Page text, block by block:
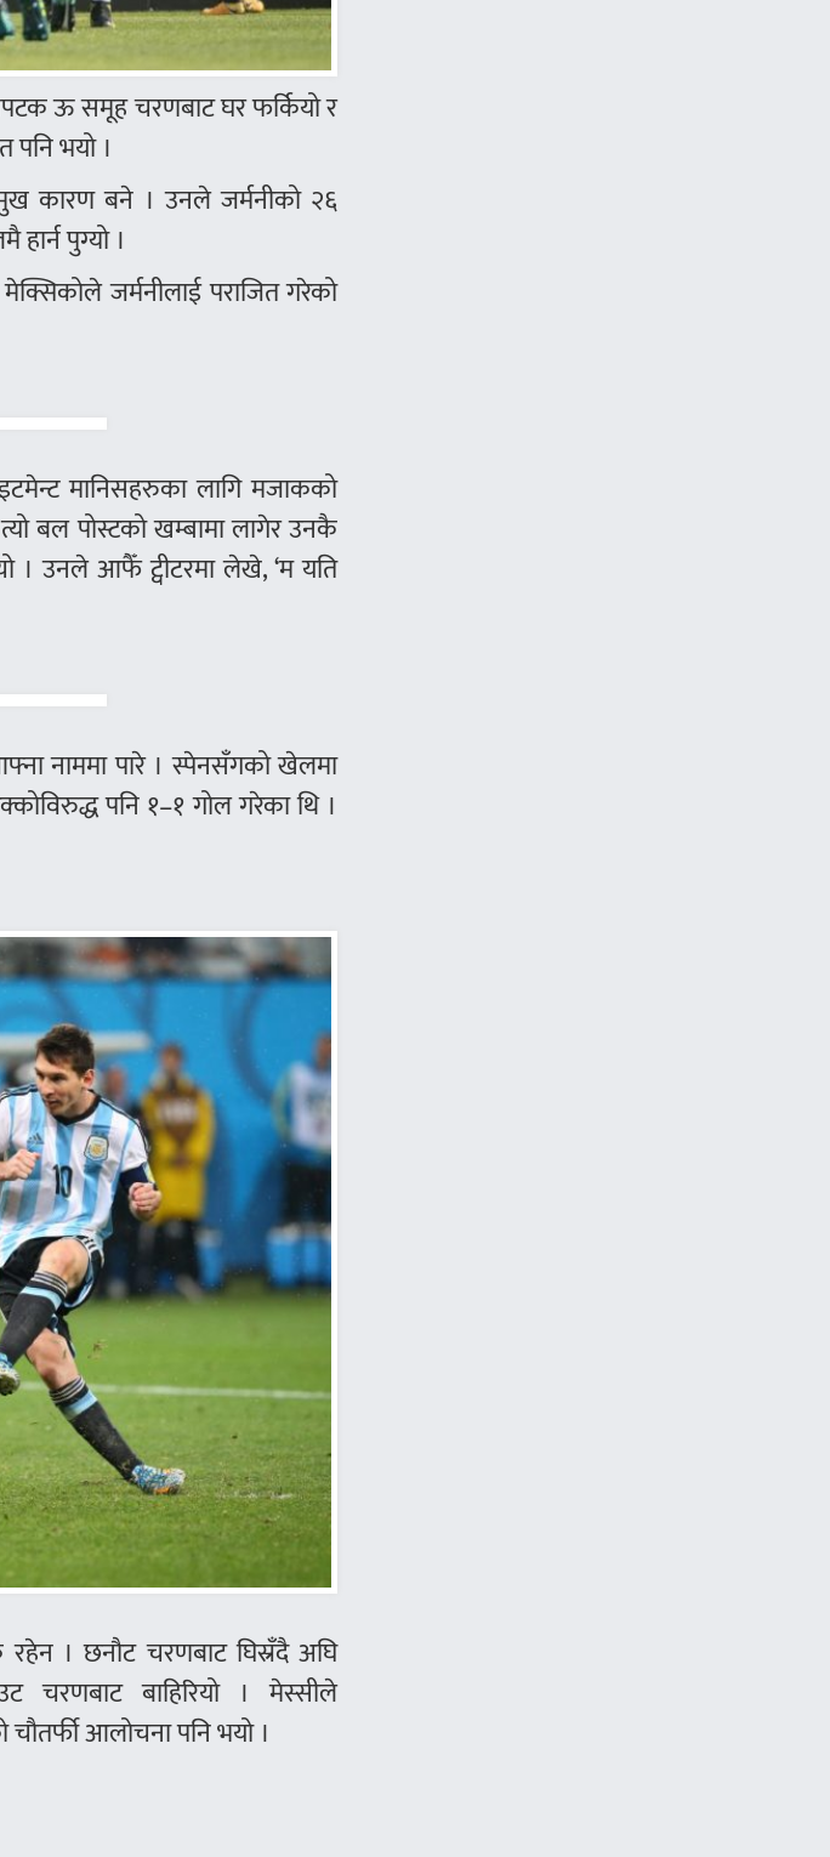
ऊ समूह चरणबाट घर फर्कियो र
पनि भयो ।
कारण बने । उनले जर्मनीको २६
पुग्यो ।
जर्मनीलाई पराजित गरेको
मानिसहरुका लागि मजाकको
बल पोस्टको खम्बामा लागेर उनकै
। उनले आफैँ ट्वीटरमा लेखे, ‘म यति
आफ्ना नाममा पारे । स्पेनसँगको खेलमा
पनि १–१ गोल गरेका थि ।
रहेन । छनौट चरणबाट घिस्रँदै अघि
बाहिरियो । मेस्सीले
आलोचना पनि भयो ।